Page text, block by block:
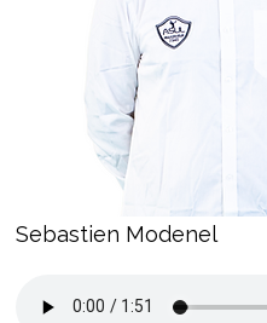
Sebastien Modenel